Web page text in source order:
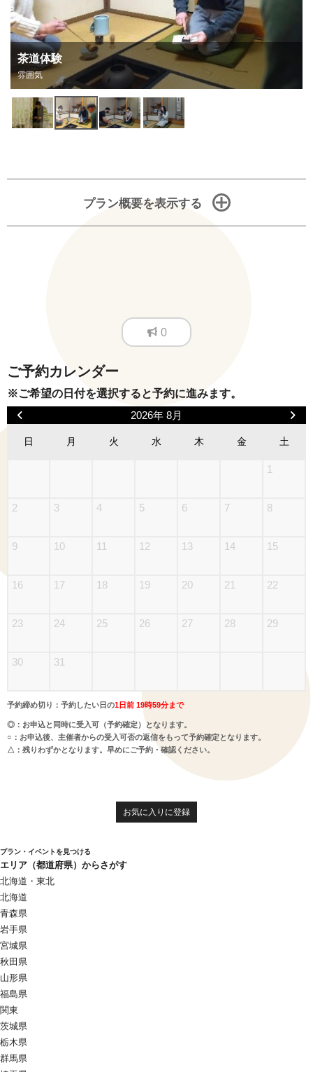
茶道体験
雰囲気
プラン概要を表示する
0
ご予約カレンダー
※ご希望の日付を選択すると予約に進みます。
2026年 8月
日 月 火 水 木 金 土
1
2 3 4 5 6 7 8
9 10 11 12 13 14 15
16 17 18 19 20 21 22
23 24 25 26 27 28 29
30 31
予約締め切り：予約したい日の1日前 19時59分まで
◎：お申込と同時に受入可（予約確定）となります。
○：お申込後、主催者からの受入可否の返信をもって予約確定となります。
△：残りわずかとなります。早めにご予約・確認ください。
お気に入りに登録
プラン・イベントを見つける
エリア（都道府県）からさがす
北海道・東北
北海道
青森県
岩手県
宮城県
秋田県
山形県
福島県
関東
茨城県
栃木県
群馬県